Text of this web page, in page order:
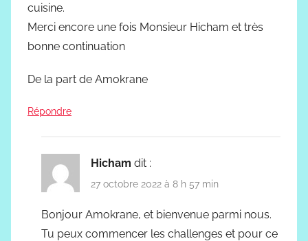
cuisine.
Merci encore une fois Monsieur Hicham et très
bonne continuation
De la part de Amokrane
Répondre
Hicham dit :
27 octobre 2022 à 8 h 57 min
Bonjour Amokrane, et bienvenue parmi nous.
Tu peux commencer les challenges et pour ce